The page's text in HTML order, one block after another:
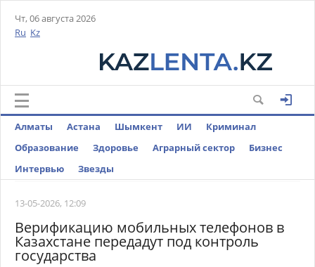
Чт, 06 августа 2026
Ru Kz
Алматы Астана Шымкент ИИ
Криминал
Образование
Здоровье Аграрный сектор
Бизнес
Интервью
Звезды
13-05-2026, 12:09
Верификацию мобильных телефонов в
Казахстане передадут под контроль
государства